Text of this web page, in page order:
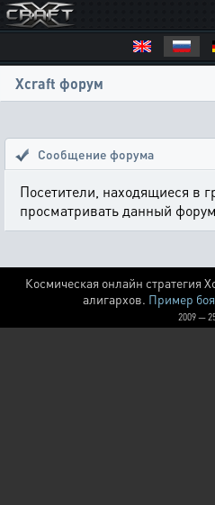
Xcraft форум
Сообщение форума
Посетители, находящиеся в
просматривать данный
Космическая онлайн стратегия
алигархов. Пример боя
2009 —